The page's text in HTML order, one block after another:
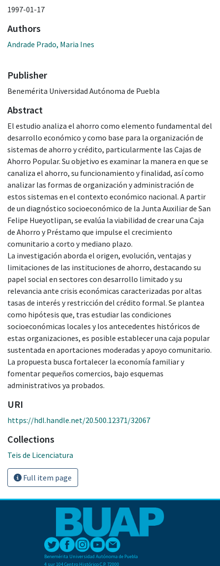
1997-01-17
Authors
Andrade Prado, Maria Ines
Publisher
Benemérita Universidad Autónoma de Puebla
Abstract
El estudio analiza el ahorro como elemento fundamental del
desarrollo económico y como base para la organización de
sistemas de ahorro y crédito, particularmente las Cajas de
Ahorro Popular. Su objetivo es examinar la manera en que se
canaliza el ahorro, su funcionamiento y finalidad, así como
analizar las formas de organización y administración de
estos sistemas en el contexto económico nacional. A partir
de un diagnóstico socioeconómico de la Junta Auxiliar de San
Felipe Hueyotlipan, se evalúa la viabilidad de crear una Caja
de Ahorro y Préstamo que impulse el crecimiento
comunitario a corto y mediano plazo.
La investigación aborda el origen, evolución, ventajas y
limitaciones de las instituciones de ahorro, destacando su
papel social en sectores con desarrollo limitado y su
relevancia ante crisis económicas caracterizadas por altas
tasas de interés y restricción del crédito formal. Se plantea
como hipótesis que, tras estudiar las condiciones
socioeconómicas locales y los antecedentes históricos de
estas organizaciones, es posible establecer una caja popular
sustentada en aportaciones moderadas y apoyo comunitario.
La propuesta busca fortalecer la economía familiar y
fomentar pequeños comercios, bajo esquemas
administrativos ya probados.
URI
https://hdl.handle.net/20.500.12371/32067
Collections
Teis de Licenciatura
Full item page
Benemérita Universidad Autónoma de Puebla
4 sur 104 Centro Histórico C.P. 72000